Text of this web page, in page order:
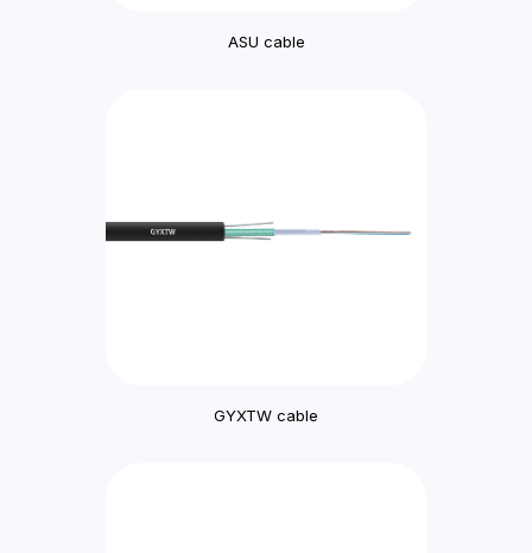
ASU cable
GYXTW cable